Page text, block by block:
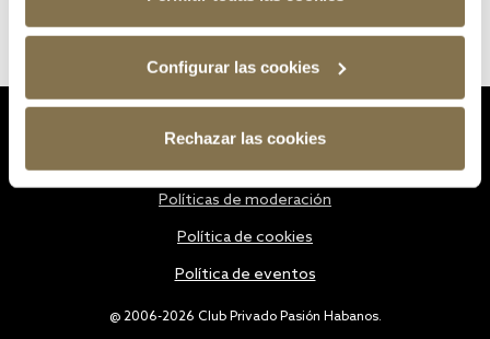
Configurar las cookies
Rechazar las cookies
@ 2006-2026 Club Privado Pasión Habanos.
Políticas de moderación
Política de cookies
Política de eventos